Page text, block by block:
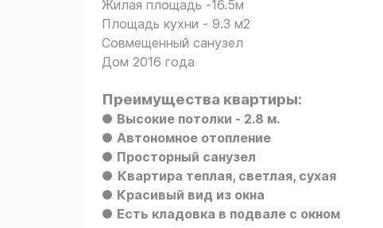
Жилая площадь -16.5м
Площадь кухни - 9.3 м2
Совмещенный санузел
Дом 2016 года
Преимущества квартиры:
● Высокие потолки - 2.8 м.
● Автономное отопление
● Прocторный санузел
● Квартира теплая, светлая, сухая
● Красивый вид из окна
● Есть кладовка в подвале с окном